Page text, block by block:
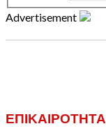
Advertisement
ΕΠΙΚΑΙΡΌΤΗΤΑ